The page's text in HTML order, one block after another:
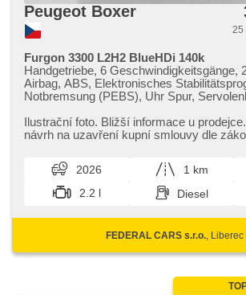
Peugeot Boxer
25
Furgon 3300 L2H2 BlueHDi 140k
Handgetriebe, 6 Geschwindigkeitsgänge,
Airbag, ABS, Elektronisches
Notbremsung (PEBS), Uhr Spur,
Bordcomputer, parkovací senzory zadní,
Multifunktionslenkrad, hands free,
Zentralverriegelung mit Funkfernbedienung,
Reifendrucksensor, Drehzahlmesser,
digitální příjem rádia (DAB),
pohon, Garantie
Ilustrační foto. Bližší informace u
návrh na uzavření kupní smlouvy dle
2026 1 km
2.2 l
Diesel
FEDERAL CARS s.r.o. ,